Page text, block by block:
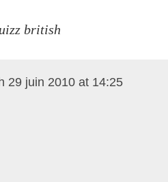
british
29 juin 2010 at 14:25